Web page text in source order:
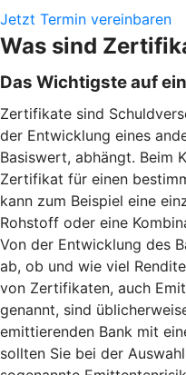
Jetzt Termin vereinbaren
Was sind
Das Wichtigste auf
Zertifikate sind
der Entwicklung eines
Basiswert, abhängt. Beim
Zertifikat für einen
kann zum Beispiel eine
Rohstoff oder eine
Von der Entwicklung des
ab, ob und wie viel
von Zertifikaten, auch
genannt, sind
emittierenden Bank mit
sollten Sie bei der